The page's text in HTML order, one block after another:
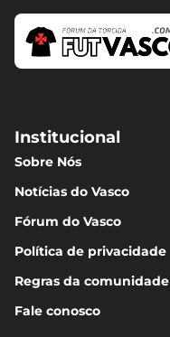
Institucional
Sobre Nós
Notícias do Vasco
Fórum do Vasco
Política de privacidade
Regras da comunidade
Fale conosco